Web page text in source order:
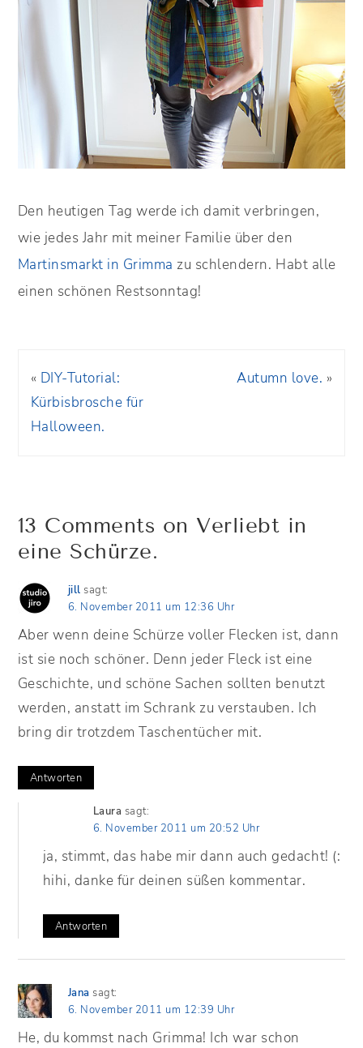
Den heutigen Tag werde ich damit verbringen,
wie jedes Jahr mit meiner Familie über den
Martinsmarkt in Grimma zu schlendern. Habt alle
einen schönen Restsonntag!
« DIY-Tutorial:
Kürbisbrosche für
Halloween.
Autumn love. »
13 Comments on Verliebt in
eine Schürze.
jill sagt:
6. November 2011 um 12:36 Uhr
Aber wenn deine Schürze voller Flecken ist, dann
ist sie noch schöner. Denn jeder Fleck ist eine
Geschichte, und schöne Sachen sollten benutzt
werden, anstatt im Schrank zu verstauben. Ich
bring dir trotzdem Taschentücher mit.
Antworten
Laura sagt:
6. November 2011 um 20:52 Uhr
ja, stimmt, das habe mir dann auch gedacht! (:
hihi, danke für deinen süßen kommentar.
Antworten
Jana sagt:
6. November 2011 um 12:39 Uhr
He, du kommst nach Grimma! Ich war schon